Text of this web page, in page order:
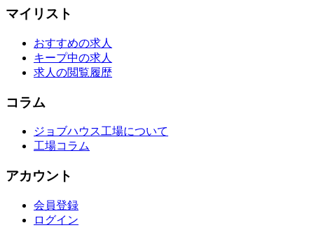
マイリスト
おすすめの求人
キープ中の求人
求人の閲覧履歴
コラム
ジョブハウス工場について
工場コラム
アカウント
会員登録
ログイン